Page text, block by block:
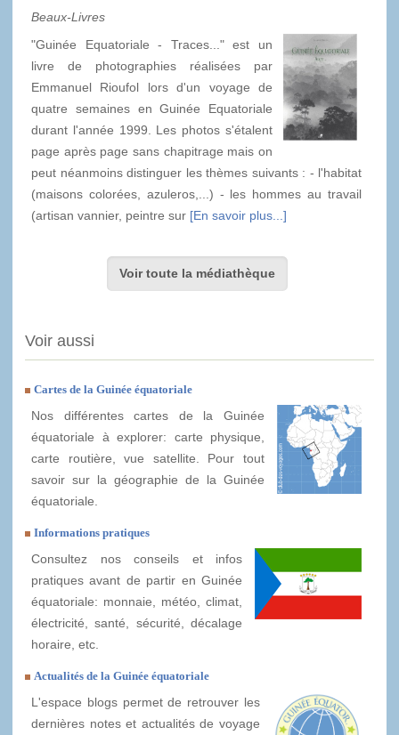
Beaux-Livres
"Guinée Equatoriale - Traces..." est un
livre de photographies réalisées par
Emmanuel Rioufol lors d'un voyage de
quatre semaines en Guinée Equatoriale
durant l'année 1999. Les photos s'étalent
page après page sans chapitrage mais on
peut néanmoins distinguer les thèmes suivants : - l'habitat
(maisons colorées, azuleros,...) - les hommes au travail
(artisan vannier, peintre sur [En savoir plus...]
Voir toute la médiathèque
Voir aussi
Cartes de la Guinée équatoriale
Nos différentes cartes de la Guinée
équatoriale à explorer: carte physique,
carte routière, vue satellite. Pour tout
savoir sur la géographie de la Guinée
équatoriale.
Informations pratiques
Consultez nos conseils et infos
pratiques avant de partir en Guinée
équatoriale: monnaie, météo, climat,
électricité, santé, sécurité, décalage
horaire, etc.
Actualités de la Guinée équatoriale
L'espace blogs permet de retrouver les
dernières notes et actualités de voyage